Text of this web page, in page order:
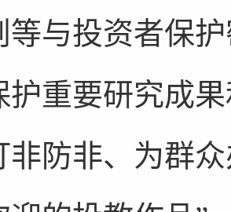
等与投资者保
护重要研究成
非防非、为群